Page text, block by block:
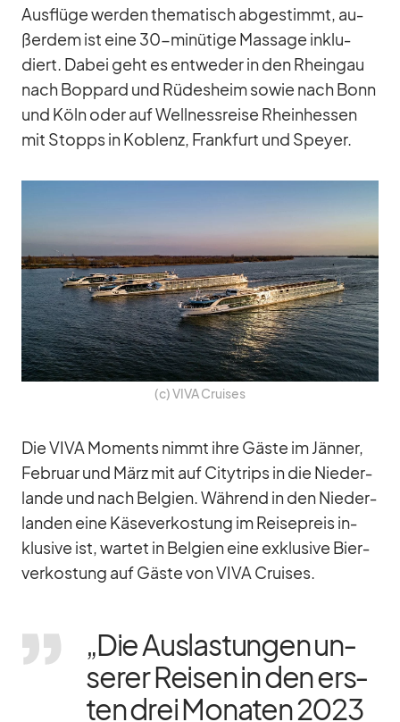
Aus­flüge wer­den the­ma­tisch ab­ge­stimmt, au­
ßer­dem ist eine 30-mi­nü­tige Mas­sage in­klu­
diert. Da­bei geht es ent­we­der in den Rhein­gau
nach Bop­pard und Rü­des­heim so­wie nach Bonn
und Köln oder auf Well­ness­reise Rhein­hes­sen
mit Stopps in Ko­blenz, Frank­furt und Speyer.
(c) VIVA Crui­ses
Die VIVA Mo­ments nimmt ihre Gäste im Jän­ner,
Fe­bruar und März mit auf Ci­ty­trips in die Nie­der­
lande und nach Bel­gien. Wäh­rend in den Nie­der­
lan­den eine Kä­se­ver­kos­tung im Rei­se­preis in­
klu­sive ist, war­tet in Bel­gien eine ex­klu­sive Bier­
ver­kos­tung auf Gäste von VIVA Crui­ses.
„Die Aus­las­tun­gen un­
se­rer Rei­sen in den ers­
ten drei Mo­na­ten 2023